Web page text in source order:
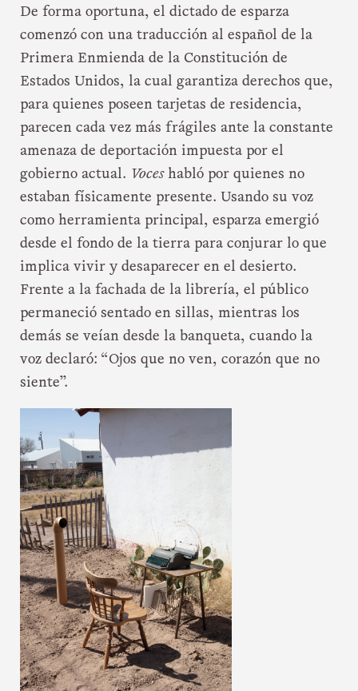
De forma oportuna, el dictado de esparza
comenzó con una traducción al español de la
Primera Enmienda de la Constitución de
Estados Unidos, la cual garantiza derechos que,
para quienes poseen tarjetas de residencia,
parecen cada vez más frágiles ante la constante
amenaza de deportación impuesta por el
gobierno actual. Voceshabló por quienes no
estaban físicamente presente. Usando su voz
como herramienta principal, esparza emergió
desde el fondo de la tierra para conjurar lo que
implica vivir y desaparecer en el desierto.
Frente a la fachada de la librería, el público
permaneció sentado en sillas, mientras los
demás se veían desde la banqueta, cuando la
voz declaró: “Ojos que no ven, corazón que no
siente”.